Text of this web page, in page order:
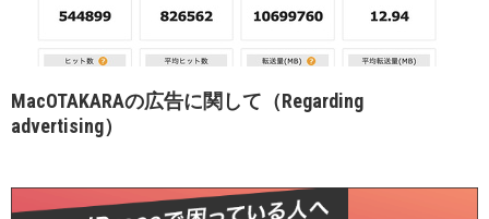
MacOTAKARAの広告に関して（Regarding
advertising）